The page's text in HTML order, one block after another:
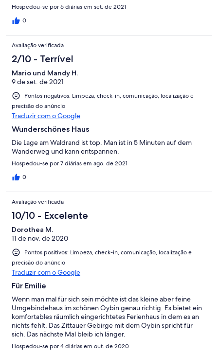
Hospedou-se por 6 diárias em set. de 2021
0
Avaliação verificada
2/10 - Terrível
Mario und Mandy H.
9 de set. de 2021
Pontos negativos: Limpeza, check-in, comunicação, localização e
precisão do anúncio
Traduzir com o Google
Wunderschönes Haus
Die Lage am Waldrand ist top. Man ist in 5 Minuten auf dem
Wanderweg und kann entspannen.
Hospedou-se por 7 diárias em ago. de 2021
0
Avaliação verificada
10/10 - Excelente
Dorothea M.
11 de nov. de 2020
Pontos positivos: Limpeza, check-in, comunicação, localização e
precisão do anúncio
Traduzir com o Google
Für Emilie
Wenn man mal für sich sein möchte ist das kleine aber feine
Umgebindehaus im schönen Oybin genau richtig. Es bietet ein
komfortables räumlich eingerichtetes Ferienhaus in dem es an
nichts fehlt. Das Zittauer Gebirge mit dem Oybin spricht für
sich. Das nächste Mal bleib ich länger.
Hospedou-se por 4 diárias em out. de 2020